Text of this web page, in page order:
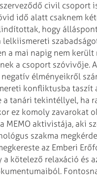
civil csoport
idő alatt csaknem
hogy
a mai napig nem
a csoport szóvivője.
élményeikről
konfliktusba taszít
tanári tekintéllyel, ha
ez komoly zavarokat
MEMO aktivistája, aki
szakma
az Emberi
kötelező relaxáció és